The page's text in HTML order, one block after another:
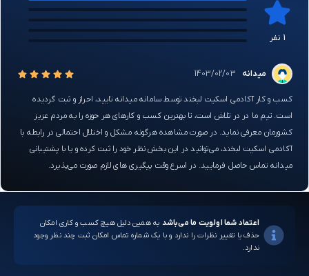
1 نفر
میدانه 1403/02/03
کسب و کار آکادمی اسکیت لبخند توسط سامانه میدانه تایید، احراز و ثبت گردیده
است. تیم ما در در تلاش است، تا بهترین کسب و کارهای هر حوزه را به مردم عزیز
کشورمان معرفی نماید. در صورت مشاهده هرگونه مشکل و اختلال احتمالی در رابطه با
آکادمی اسکیت لبخند، می‌توانید در این بخش نظر خود را ثبت کرده و یا با پشتیبانی
میدانه تماس حاصل فرمایید. در اسرع وقت پیگیری های لازم صورت می‌پذیرد.
اعتماد شما اولویت ما می‌باشد به همین دلیل هیچ کسب و کاری امکان
حذف یا تغییر نظرات را ندارد و با یک شماره تماس امکان ثبت چند نظر وجود
ندارد.